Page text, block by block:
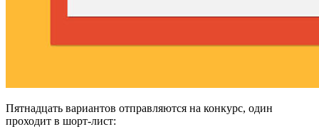
Пятнадцать вариантов отправляются на конкурс, один
проходит в шорт-лист: